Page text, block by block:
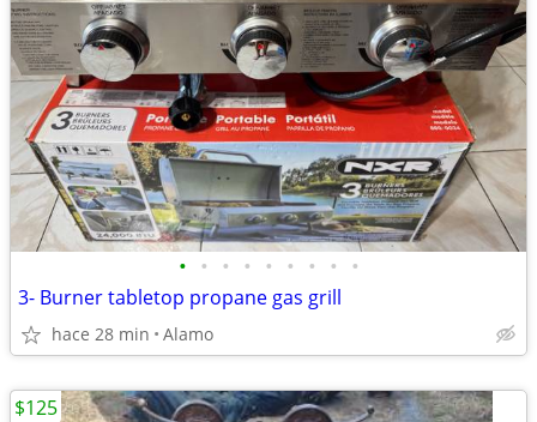
• • • • • • • • •
3- Burner tabletop propane gas grill
hace 28 min Alamo
$125